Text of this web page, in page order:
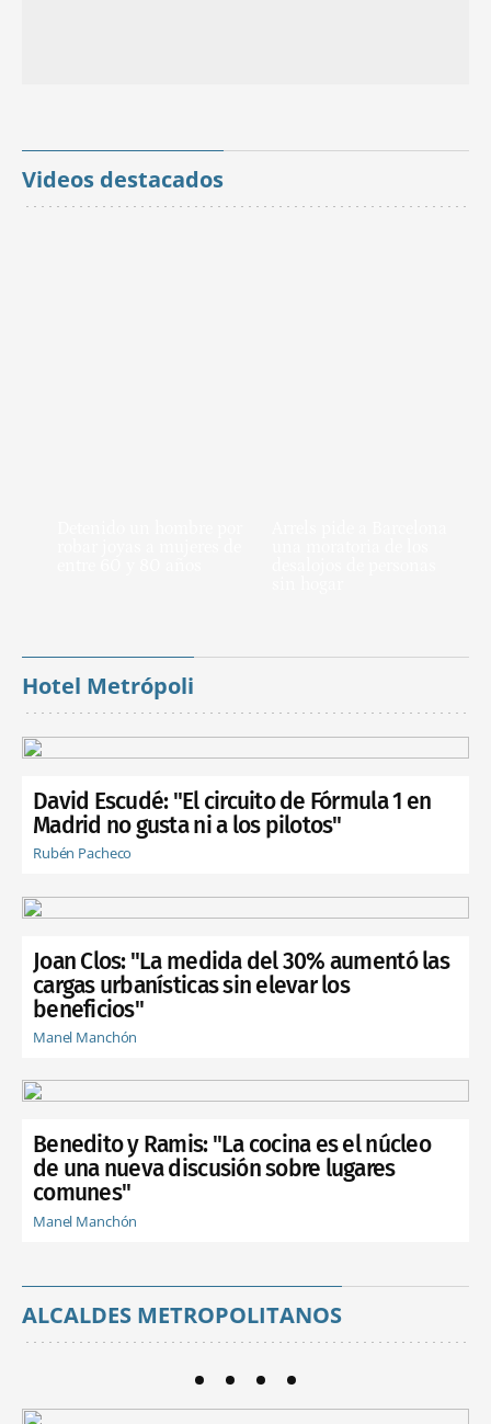
Videos destacados
Hotel Metrópoli
David Escudé: "El circuito de Fórmula 1 en
Madrid no gusta ni a los pilotos"
Rubén Pacheco
Joan Clos: "La medida del 30% aumentó las
cargas urbanísticas sin elevar los
beneficios"
Manel Manchón
Benedito y Ramis: "La cocina es el núcleo
de una nueva discusión sobre lugares
comunes"
Manel Manchón
ALCALDES METROPOLITANOS